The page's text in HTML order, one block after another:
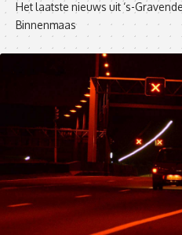
Het laatste nieuws uit ‘s-
Binnenmaas